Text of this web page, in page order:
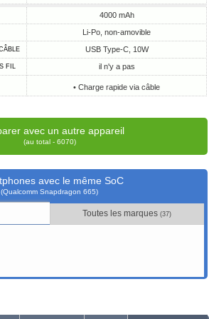
4000 mAh
Li-Po, non-amovible
USB Type-C, 10W
FIL il n'y a pas
• Charge rapide via câble
avec un autre appareil
(au total - 6070)
avec le même SoC
(Qualcomm Snapdragon 665)
Toutes les marques(37)